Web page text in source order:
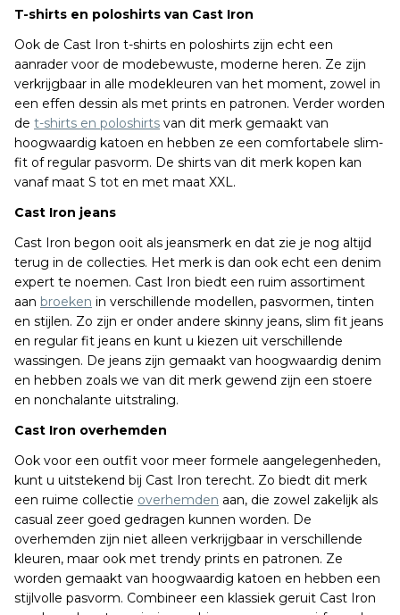
T-shirts en poloshirts van Cast Iron
Ook de Cast Iron t-shirts en poloshirts zijn echt een
aanrader voor de modebewuste, moderne heren. Ze zijn
verkrijgbaar in alle modekleuren van het moment, zowel in
een effen dessin als met prints en patronen. Verder worden
de t-shirts en poloshirts van dit merk gemaakt van
hoogwaardig katoen en hebben ze een comfortabele slim-
fit of regular pasvorm. De shirts van dit merk kopen kan
vanaf maat S tot en met maat XXL.
Cast Iron jeans
Cast Iron begon ooit als jeansmerk en dat zie je nog altijd
terug in de collecties. Het merk is dan ook echt een denim
expert te noemen. Cast Iron biedt een ruim assortiment
aan broeken in verschillende modellen, pasvormen, tinten
en stijlen. Zo zijn er onder andere skinny jeans, slim fit jeans
en regular fit jeans en kunt u kiezen uit verschillende
wassingen. De jeans zijn gemaakt van hoogwaardig denim
en hebben zoals we van dit merk gewend zijn een stoere
en nonchalante uitstraling.
Cast Iron overhemden
Ook voor een outfit voor meer formele aangelegenheden,
kunt u uitstekend bij Cast Iron terecht. Zo biedt dit merk
een ruime collectie overhemden aan, die zowel zakelijk als
casual zeer goed gedragen kunnen worden. De
overhemden zijn niet alleen verkrijgbaar in verschillende
kleuren, maar ook met trendy prints en patronen. Ze
worden gemaakt van hoogwaardig katoen en hebben een
stijlvolle pasvorm. Combineer een klassiek geruit Cast Iron